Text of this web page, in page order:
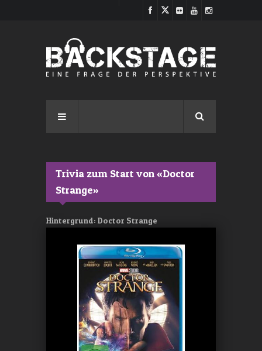
Trivia zum Start von «Doctor
Strange»
Hintergrund: Doctor Strange